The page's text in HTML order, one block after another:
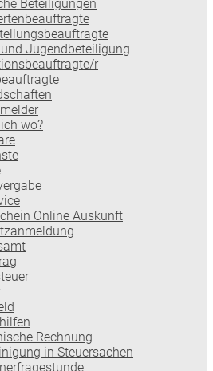
Beteiligungen
Jugendbeteiligung
r
wo?
Online Auskunft
Rechnung
in Steuersachen